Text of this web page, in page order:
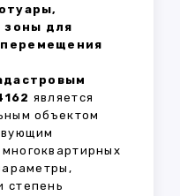
зоны для
является
объектом
степень